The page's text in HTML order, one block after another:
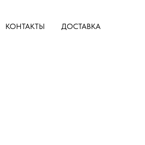
КОНТАКТЫ ДОСТАВКА